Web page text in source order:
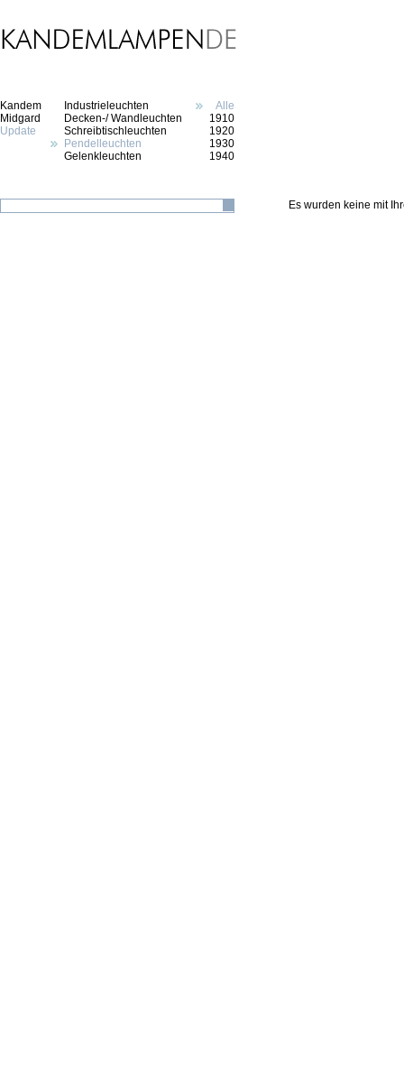
Kandem
Midgard
Update
Industrieleuchten
Decken-/ Wandleuchten
Schreibtischleuchten
Pendelleuchten
Gelenkleuchten
Alle
1910
1920
1930
1940
Es wurden keine mit